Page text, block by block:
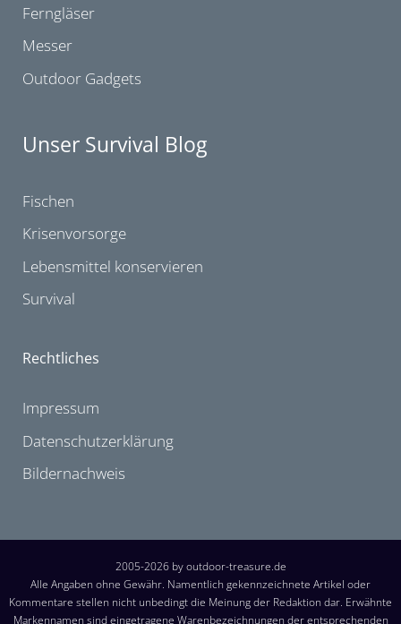
Ferngläser
Messer
Outdoor Gadgets
Unser Survival Blog
Fischen
Krisenvorsorge
Lebensmittel konservieren
Survival
Rechtliches
Impressum
Datenschutzerklärung
Bildernachweis
2005-2026 by outdoor-treasure.de
Alle Angaben ohne Gewähr. Namentlich gekennzeichnete Artikel oder
Kommentare stellen nicht unbedingt die Meinung der Redaktion dar. Erwähnte
Markennamen sind eingetragene Warenbezeichnungen der entsprechenden